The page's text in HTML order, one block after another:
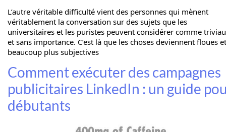
L’autre véritable difficulté vient des personnes qui mènent
véritablement la conversation sur des sujets que les
universitaires et les puristes peuvent considérer comme
et sans importance. C’est là que les choses deviennent floues et
beaucoup plus subjectives
Comment exécuter des campagnes
publicitaires LinkedIn : un guide
débutants